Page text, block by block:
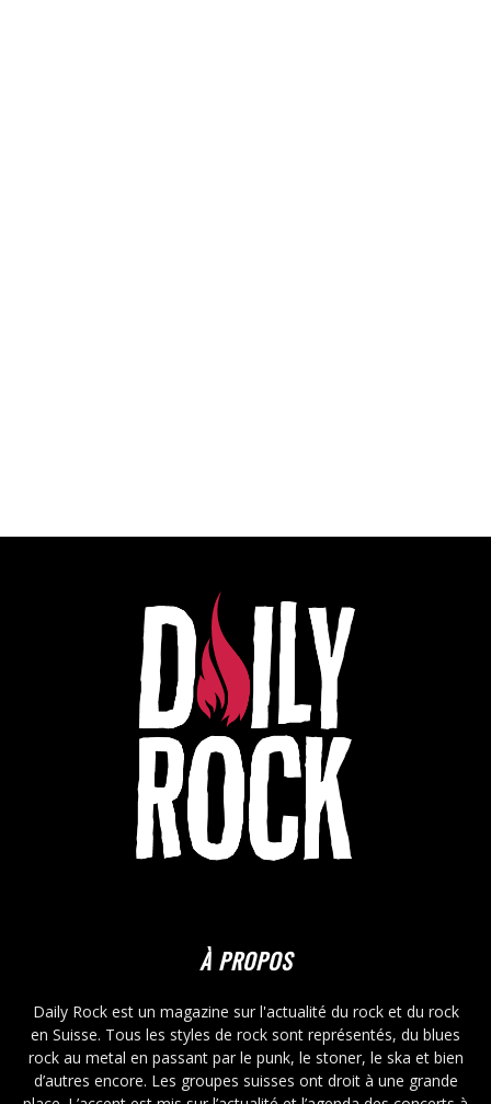
À PROPOS
Daily Rock est un magazine sur l'actualité du rock et du rock
en Suisse. Tous les styles de rock sont représentés, du blues
rock au metal en passant par le punk, le stoner, le ska et bien
d’autres encore. Les groupes suisses ont droit à une grande